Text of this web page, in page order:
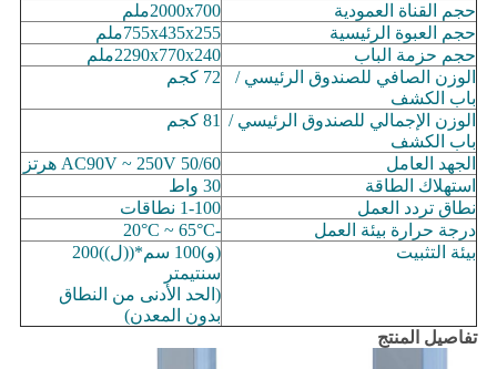
حجم القناة العمودية
2000x700ملم
حجم العبوة الرئيسية
755x435x255ملم
حجم حزمة الباب
2290x770x240ملم
الوزن الصافي للصندوق الرئيسي /
باب الكشف
72 كجم
الوزن الإجمالي للصندوق الرئيسي /
باب الكشف
81 كجم
الجهد العامل AC90V ~ 250V 50/60 هرتز
استهلاك الطاقة
30 واط
نطاق تردد العمل
1-100 نطاقات
درجة حرارة بيئة العمل
-20°C ~ 65°C
بيئة التثبيت
(و)100 سم* ((ل))
200
سنتيمتر
(الحد الأدنى من النطاق
بدون المعدن)
تفاصيل المنتج